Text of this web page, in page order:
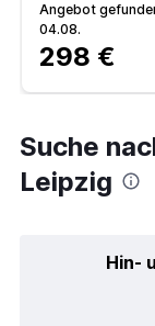
Angebot
04.08.
298 €
Suche
Leipzig
Hin-